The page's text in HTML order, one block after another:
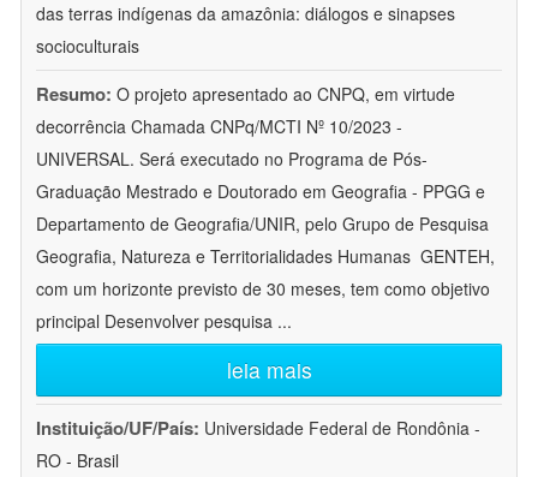
das terras indígenas da amazônia: diálogos e sinapses
socioculturais
Resumo: O projeto apresentado ao CNPQ, em virtude
decorrência Chamada CNPq/MCTI Nº 10/2023 -
UNIVERSAL. Será executado no Programa de Pós-
Graduação Mestrado e Doutorado em Geografia - PPGG e
Departamento de Geografia/UNIR, pelo Grupo de Pesquisa
Geografia, Natureza e Territorialidades Humanas  GENTEH,
com um horizonte previsto de 30 meses, tem como objetivo
principal Desenvolver pesquisa ...
leia mais
Instituição/UF/País: Universidade Federal de Rondônia -
RO - Brasil